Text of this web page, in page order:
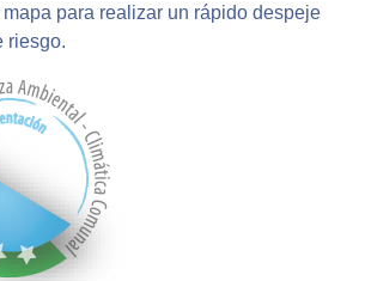
para realizar un rápido despeje
riesgo.